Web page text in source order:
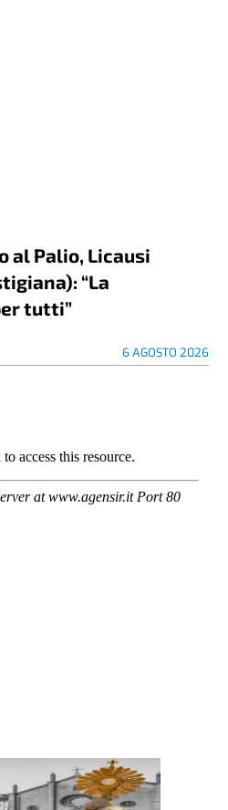
al Palio, Licausi
“La
tutti”
6 AGOSTO 2026